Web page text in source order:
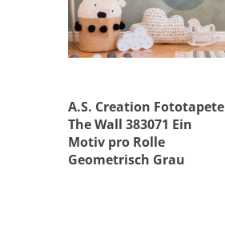
A.S. Creation Fototapete
The Wall 383071 Ein
Motiv pro Rolle
Geometrisch Grau